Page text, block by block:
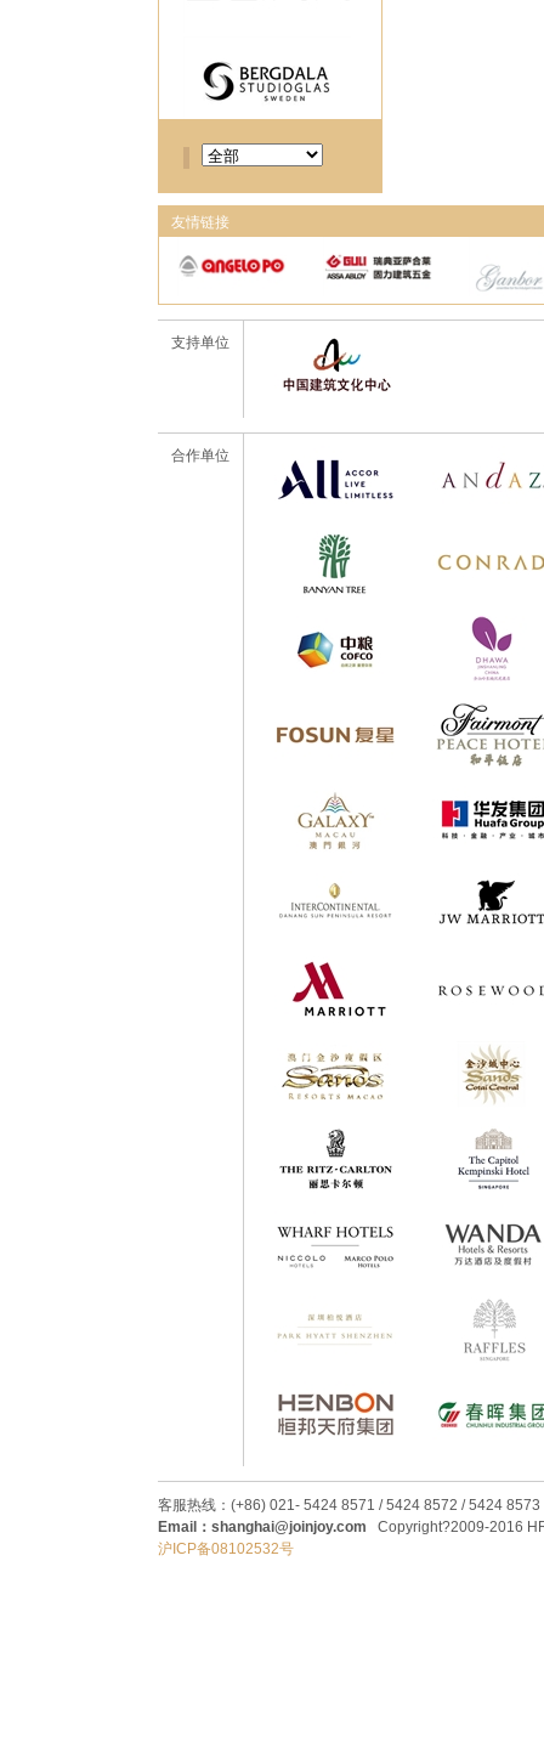
友情链接
支持单位
合作单位
客服热线：(+86) 021- 5424 8571 / 5424 8572 / 5424 8573
Email：shanghai@joinjoy.com Copyright?2009-2016
沪ICP备08102532号